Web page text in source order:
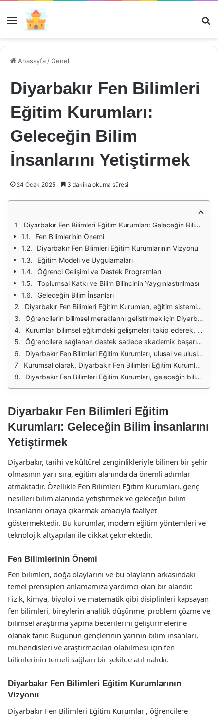
Menü
Anasayfa /Genel
Diyarbakır Fen Bilimleri
Eğitim Kurumları:
Geleceğin Bilim
İnsanlarını Yetiştirmek
24 Ocak 2025 3 dakika okuma süresi
Diyarbakır Fen Bilimleri Eğitim Kurumları: Geleceğin Bilim İnsanlarını Yetiştirmek
Fen Bilimlerinin Önemi
Diyarbakır Fen Bilimleri Eğitim Kurumlarının Vizyonu
Eğitim Modeli ve Uygulamaları
Öğrenci Gelişimi ve Destek Programları
Toplumsal Katkı ve Bilim Bilincinin Yaygınlaştırılması
Geleceğin Bilim İnsanları
Diyarbakır Fen Bilimleri Eğitim Kurumları, eğitim sisteminin en önemli bileşenlerinden biri olarak, geleceğin bilim insanlarını yetiştirme misyonunu üstlenmektedir. Bu kurumlar, öğrencilere bilimsel düşünme becerilerini kazandırmak, analitik düşünme yeteneklerini geliştirmek ve araştırma yapma konusunda cesaretlendirmek amacıyla çeşitli programlar ve etkinlikler sunmaktadır. Eğitim anlayışı, sadece teorik bilgi ile sınırlı kalmayıp, uygulamalı deneyimle desteklenmektedir.
Öğrencilerin bilimsel meraklarını geliştirmek için Diyarbakır Fen Bilimleri Eğitim Kurumları, proje tabanlı öğrenme yöntemleri kullanmaktadır. Bu yöntemler sayesinde öğrenciler, gerçek dünya problemlerini çözme konusunda aktif bir rol alarak, yaratıcı düşünme yeteneklerini ortaya koyma fırsatı bulurlar. Ayrıca, grup çalışmaları ve laboratuvar uygulamaları gibi etkinlikler, iş birliği ve takım çalışması becerilerini de güçlendirmektedir.
Kurumlar, bilimsel eğitimdeki gelişmeleri takip ederek, modern teknolojileri ve öğretim yöntemlerini eğitim programlarına entegre etmektedir. Günümüzde dijital araçların eğitimdeki önemi giderek artmakta ve bu araçlar, öğrencilerin öğrenme süreçlerini daha etkili hale getirmektedir. Diyarbakır Fen Bilimleri Eğitim Kurumları, bu bağlamda STEM (Bilim, Teknoloji, Mühendislik ve Matematik) eğitimi üzerine yoğunlaşarak, öğrencilerin bu alanlardaki yetkinliklerini artırmayı hedeflemektedir.
Öğrencilere sağlanan destek sadece akademik başarı ile sınırlı kalmayıp, aynı zamanda kişisel gelişimlerine de önem verilmektedir. Kurumlarda düzenlenen seminerler, atölye çalışmaları ve mentörlük programları, öğrencilerin özgüvenlerini artırırken, liderlik becerilerini de geliştirmelerine yardımcı olmaktadır. Böylece, gelecekte bilim insanı olarak toplumlarına katkı sağlayacak bireyler yetiştirilmektedir.
Diyarbakır Fen Bilimleri Eğitim Kurumları, ulusal ve uluslararası düzeyde bilimsel etkinliklere katılımı teşvik etmektedir. Öğrenciler, bilim olimpiyatları ve proje yarışmalarında yer alarak, yeteneklerini sergileme ve deneyim kazanma fırsatı bulmaktadır. Bu tür etkinlikler, öğrencilerin motivasyonunu artırmakta ve bilim alanında kendilerini geliştirmeleri için güçlü bir teşvik sağlamaktadır.
Kurumsal olarak, Diyarbakır Fen Bilimleri Eğitim Kurumları, eğitimde kaliteyi artırma hedefiyle sürekli yenilikçi projeler geliştirmekte ve bu projeleri uygulamaktadır. Eğitim kadrosu, alanında uzman eğitimcilerden oluşmakta ve öğrencilere en iyi eğitimi sunmak için sürekli kendini geliştirmektedir. Bu da, öğrencilerin bilimsel bilgi ve becerilerle donanarak mezun olmalarını sağlamaktadır.
Diyarbakır Fen Bilimleri Eğitim Kurumları, geleceğin bilim insanlarını yetiştirme vizyonunu benimseyerek, öğrencilerine bilim ve teknoloji alanında sağlam bir eğitim sunmaktadır. Eğitim felsefesi, öğrenci merkezli olup, öğrencilerin potansiyellerini en üst düzeye çıkarmayı hedeflemektedir. Bu sayede, bilim dünyasına katkıda bulunacak, yenilikçi fikirler üretebilen bireyler yetiştirilmektedir.
Diyarbakır Fen Bilimleri Eğitim
Kurumları: Geleceğin Bilim İnsanlarını
Yetiştirmek
Diyarbakır, tarihi ve kültürel zenginlikleriyle bilinen bir şehir
olmasının yanı sıra, eğitim alanında da önemli adımlar
atmaktadır. Özellikle Fen Bilimleri Eğitim Kurumları, genç
nesilleri bilim alanında yetiştirmek ve geleceğin bilim
insanlarını ortaya çıkarmak amacıyla faaliyet
göstermektedir. Bu kurumlar, modern eğitim yöntemleri ve
teknolojik altyapıları ile dikkat çekmektedir.
Fen Bilimlerinin Önemi
Fen bilimleri, doğa olaylarını ve bu olayların arkasındaki
temel prensipleri anlamamıza yardımcı olan bir alandır.
Fizik, kimya, biyoloji ve matematik gibi disiplinleri kapsayan
fen bilimleri, bireylerin analitik düşünme, problem çözme ve
bilimsel araştırma yapma becerilerini geliştirmelerine
olanak tanır. Bugünün gençlerinin yarının bilim insanları,
mühendisleri ve araştırmacıları olabilmesi için fen
bilimlerinin temeli sağlam bir şekilde atılmalıdır.
Diyarbakır Fen Bilimleri Eğitim Kurumlarının
Vizyonu
Diyarbakır Fen Bilimleri Eğitim Kurumları, öğrencilere